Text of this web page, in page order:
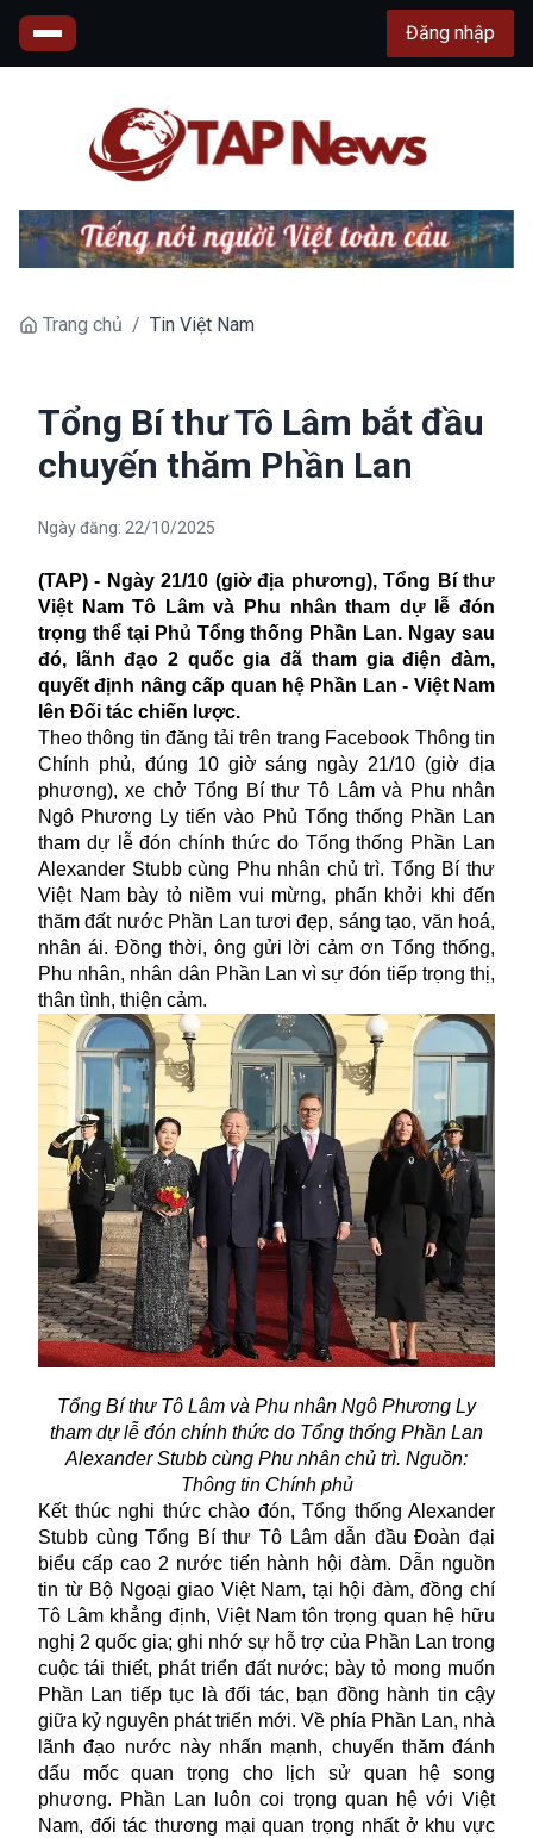
Đăng nhập
Trang chủ / Tin Việt Nam
Tổng Bí thư Tô Lâm bắt đầu
chuyến thăm Phần Lan
Ngày đăng: 22/10/2025
(TAP) - Ngày 21/10 (giờ địa phương), Tổng Bí thư
Việt Nam Tô Lâm và Phu nhân tham dự lễ đón
trọng thể tại Phủ Tổng thống Phần Lan. Ngay sau
đó, lãnh đạo 2 quốc gia đã tham gia điện đàm,
quyết định nâng cấp quan hệ Phần Lan - Việt Nam
lên Đối tác chiến lược.
Theo thông tin đăng tải trên trang Facebook Thông tin
Chính phủ, đúng 10 giờ sáng ngày 21/10 (giờ địa
phương), xe chở Tổng Bí thư Tô Lâm và Phu nhân
Ngô Phương Ly tiến vào Phủ Tổng thống Phần Lan
tham dự lễ đón chính thức do Tổng thống Phần Lan
Alexander Stubb cùng Phu nhân chủ trì. Tổng Bí thư
Việt Nam bày tỏ niềm vui mừng, phấn khởi khi đến
thăm đất nước Phần Lan tươi đẹp, sáng tạo, văn hoá,
nhân ái. Đồng thời, ông gửi lời cảm ơn Tổng thống,
Phu nhân, nhân dân Phần Lan vì sự đón tiếp trọng thị,
thân tình, thiện cảm.
Tổng Bí thư Tô Lâm và Phu nhân Ngô Phương Ly
tham dự lễ đón chính thức do Tổng thống Phần Lan
Alexander Stubb cùng Phu nhân chủ trì. Nguồn:
Thông tin Chính phủ
Kết thúc nghi thức chào đón, Tổng thống Alexander
Stubb cùng Tổng Bí thư Tô Lâm dẫn đầu Đoàn đại
biểu cấp cao 2 nước tiến hành hội đàm. Dẫn nguồn
tin từ Bộ Ngoại giao Việt Nam, tại hội đàm, đồng chí
Tô Lâm khẳng định, Việt Nam tôn trọng quan hệ hữu
nghị 2 quốc gia; ghi nhớ sự hỗ trợ của Phần Lan trong
cuộc tái thiết, phát triển đất nước; bày tỏ mong muốn
Phần Lan tiếp tục là đối tác, bạn đồng hành tin cậy
giữa kỷ nguyên phát triển mới. Về phía Phần Lan, nhà
lãnh đạo nước này nhấn mạnh, chuyến thăm đánh
dấu mốc quan trọng cho lịch sử quan hệ song
phương. Phần Lan luôn coi trọng quan hệ với Việt
Nam, đối tác thương mại quan trọng nhất ở khu vực